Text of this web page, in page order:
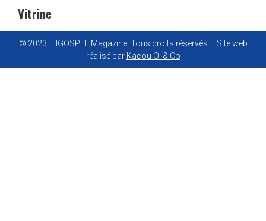
Vitrine
© 2023 – IGOSPEL Magazine. Tous droits réservés – Site web
réalisé par Kacou Oi & Co